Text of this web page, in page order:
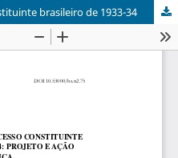
brasileiro de 1933-34